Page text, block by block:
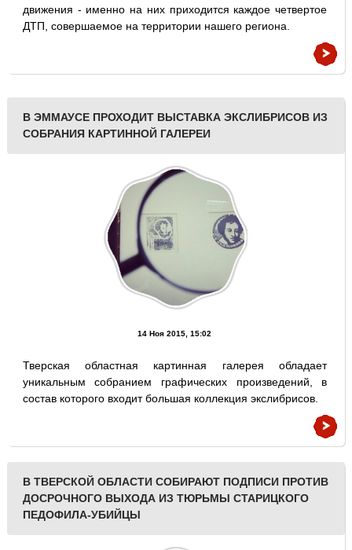
движения - именно на них приходится каждое четвертое
ДТП, совершаемое на территории нашего региона.
В ЭММАУСЕ ПРОХОДИТ ВЫСТАВКА ЭКСЛИБРИСОВ ИЗ
СОБРАНИЯ КАРТИННОЙ ГАЛЕРЕИ
14 Ноя 2015, 15:02
Тверская областная картинная галерея обладает
уникальным собранием графических произведений, в
состав которого входит большая коллекция экслибрисов.
В ТВЕРСКОЙ ОБЛАСТИ СОБИРАЮТ ПОДПИСИ ПРОТИВ
ДОСРОЧНОГО ВЫХОДА ИЗ ТЮРЬМЫ СТАРИЦКОГО
ПЕДОФИЛА-УБИЙЦЫ